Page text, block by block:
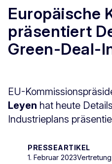
Europäische
präsentiert
Green-Deal-
EU-
Leyen hat heute
Industrieplans
PRESSEARTIKEL
1. Februar 2023